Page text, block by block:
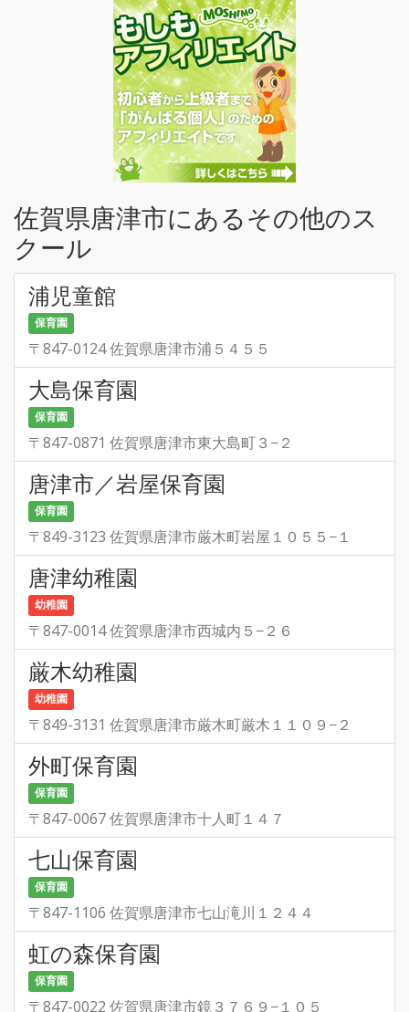
佐賀県唐津市にあるその他のス
クール
浦児童館
保育園
〒847-0124 佐賀県唐津市浦５４５５
大島保育園
保育園
〒847-0871 佐賀県唐津市東大島町３−２
唐津市／岩屋保育園
保育園
〒849-3123 佐賀県唐津市厳木町岩屋１０５５−１
唐津幼稚園
幼稚園
〒847-0014 佐賀県唐津市西城内５−２６
厳木幼稚園
幼稚園
〒849-3131 佐賀県唐津市厳木町厳木１１０９−２
外町保育園
保育園
〒847-0067 佐賀県唐津市十人町１４７
七山保育園
保育園
〒847-1106 佐賀県唐津市七山滝川１２４４
虹の森保育園
保育園
〒847-0022 佐賀県唐津市鏡３７６９−１０５